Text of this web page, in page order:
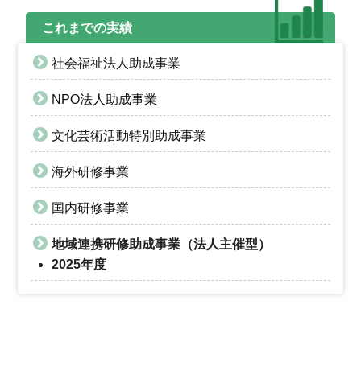
これまでの実績
社会福祉法人助成事業
NPO法人助成事業
文化芸術活動特別助成事業
海外研修事業
国内研修事業
地域連携研修助成事業（法人主催型）
2025年度